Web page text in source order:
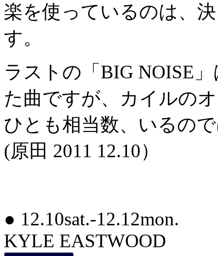
楽を使っているのは、
す。
ラストの「BIG NOISE
た曲ですが、カイルの
ひとも相当数、いるの
(原田 2011 12.10）
● 12.10sat.-12.12mon.
KYLE EASTWOOD